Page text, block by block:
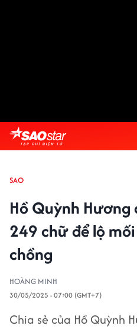
SAO
Hồ Quỳnh
249 chữ để lộ
chồng
HOÀNG MINH
30/05/2025 - 07:00 (GMT+7)
Chia sẻ của Hồ Quỳnh